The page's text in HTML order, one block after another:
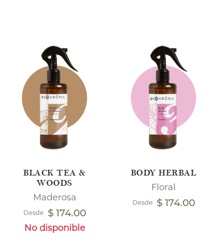
BLACK TEA &
WOODS
Maderosa
Desde $ 174.00
No disponible
BODY HERBAL
Floral
Desde $ 174.00